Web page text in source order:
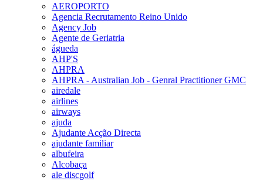
AEROPORTO
Agencia Recrutamento Reino Unido
Agency Job
Agente de Geriatria
águeda
AHP'S
AHPRA
AHPRA - Australian Job - Genral Practitioner GMC
airedale
airlines
airways
ajuda
Ajudante Acção Directa
ajudante familiar
albufeira
Alcobaça
ale discgolf